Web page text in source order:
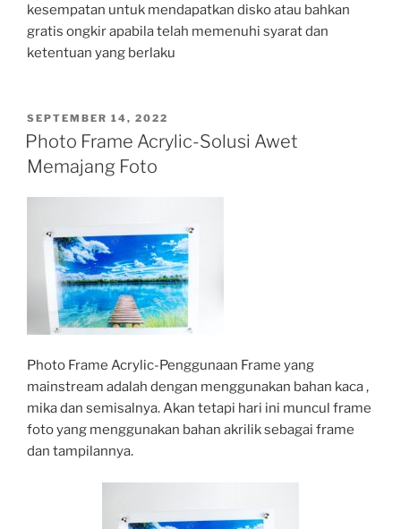
kesempatan untuk mendapatkan disko atau bahkan
gratis ongkir apabila telah memenuhi syarat dan
ketentuan yang berlaku
POSTED
ON
SEPTEMBER 14, 2022
Photo Frame Acrylic-Solusi Awet
Memajang Foto
Photo Frame Acrylic-Penggunaan Frame yang
mainstream adalah dengan menggunakan bahan kaca ,
mika dan semisalnya. Akan tetapi hari ini muncul frame
foto yang menggunakan bahan akrilik sebagai frame
dan tampilannya.